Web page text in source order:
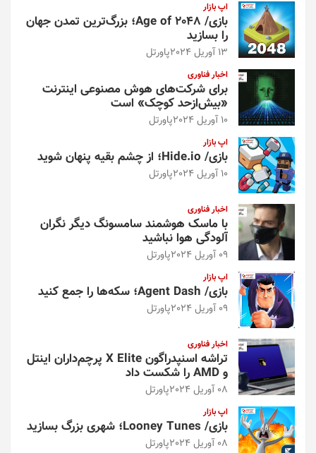
اپ بازار
بازی/ Age of 2048؛ بزرگ‌ترین تمدن جهان
را بسازید
13 آوریل 2024 پاورتل
اخبار فناوری
برای شرکت‌های هوش مصنوعی اینترنت
«بیش‌از‌حد کوچک» است
10 آوریل 2024 پاورتل
اپ بازار
بازی/ Hide.io؛ از چشم بقیه پنهان شوید
10 آوریل 2024 پاورتل
اخبار فناوری
با ماسک هوشمند سامسونگ دیگر نگران
آلودگی هوا نباشید
09 آوریل 2024 پاورتل
اپ بازار
بازی/ Agent Dash؛ سکه‌ها را جمع کنید
09 آوریل 2024 پاورتل
اخبار فناوری
تراشه اسنپدراگون X Elite پرچم‌داران اینتل
و AMD را شکست داد
08 آوریل 2024 پاورتل
اپ بازار
بازی/ Looney Tunes؛ شهری بزرگ بسازید
08 آوریل 2024 پاورتل